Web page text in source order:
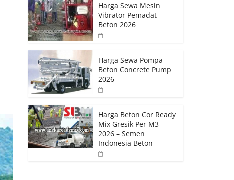
Harga Sewa Mesin
Vibrator Pemadat
Beton 2026
Harga Sewa Pompa
Beton Concrete Pump
2026
Harga Beton Cor Ready
Mix Gresik Per M3
2026 – Semen
Indonesia Beton